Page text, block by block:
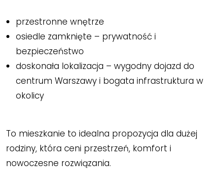
przestronne wnętrze
osiedle zamknięte – prywatność i
bezpieczeństwo
doskonała lokalizacja – wygodny dojazd do
centrum Warszawy i bogata infrastruktura w
okolicy
To mieszkanie to idealna propozycja dla dużej
rodziny, która ceni przestrzeń, komfort i
nowoczesne rozwiązania.